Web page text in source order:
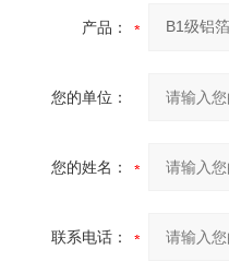
产品：
您的单位：
您的姓名：
联系电话：